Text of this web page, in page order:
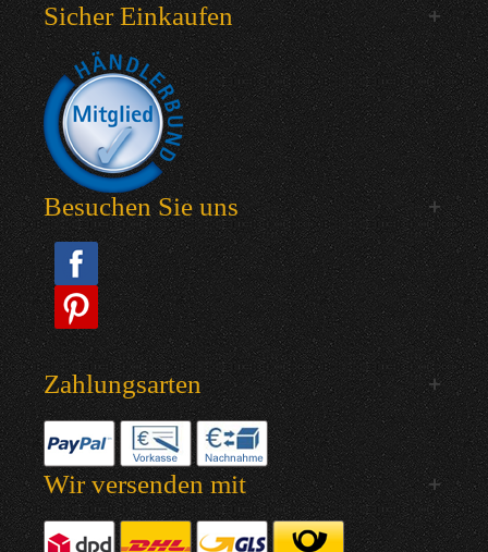
Sicher Einkaufen
Besuchen Sie uns
Zahlungsarten
Wir versenden mit